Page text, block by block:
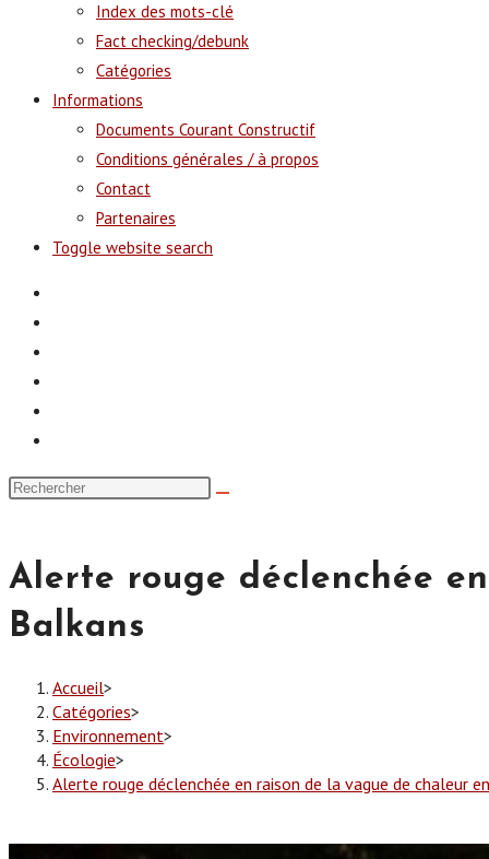
Index des mots-clé
Fact checking/debunk
Catégories
Informations
Documents Courant Constructif
Conditions générales / à propos
Contact
Partenaires
Toggle website search
Alerte rouge déclenchée
Balkans
Accueil>
Catégories>
Environnement>
Écologie>
Alerte rouge déclenchée en raison de la vague de chaleur